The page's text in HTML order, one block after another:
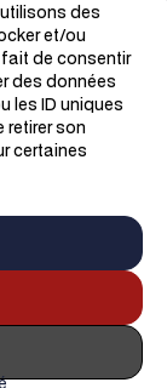
des
et/ou
de consentir
des données
les ID uniques
retirer son
certaines
et webdesign